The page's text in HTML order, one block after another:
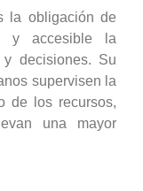
la obligación de
y accesible la
y decisiones. Su
supervisen la
de los recursos,
una mayor